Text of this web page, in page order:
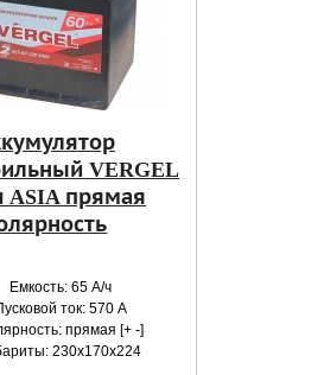
VERGEL
ASIA прямая
Емкость: 65 А/ч
ток: 570 А
прямая [+ -]
230x170x224